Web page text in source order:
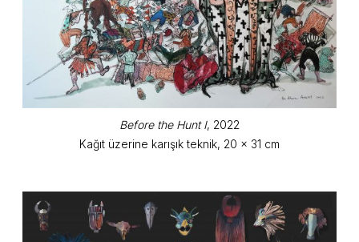
Before the Hunt I, 2022
Kağıt üzerine karışık teknik, 20 x 31 cm